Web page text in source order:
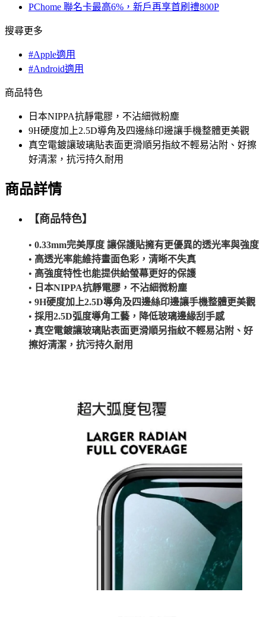
PChome 聯名卡最高6%，新戶再享首刷禮800P
搜尋更多
#Apple適用
#Android適用
商品特色
日本NIPPA抗靜電膠，不沾細微粉塵
9H硬度加上2.5D導角及四邊絲印邊讓手機整體更美觀
真空電鍍讓玻璃貼表面更滑順另指紋不輕易沾附、好擦
好清潔，抗污持久耐用
商品詳情
【商品特色】
• 0.33mm完美厚度 讓保護貼擁有更優異的透光率與強度
• 高透光率能維持畫面色彩，清晰不失真
• 高強度特性也能提供給螢幕更好的保護
• 日本NIPPA抗靜電膠，不沾細微粉塵
• 9H硬度加上2.5D導角及四邊絲印邊讓手機整體更美觀
• 採用2.5D弧度導角工藝，降低玻璃邊緣刮手感
• 真空電鍍讓玻璃貼表面更滑順另指紋不輕易沾附、好
擦好清潔，抗污持久耐用